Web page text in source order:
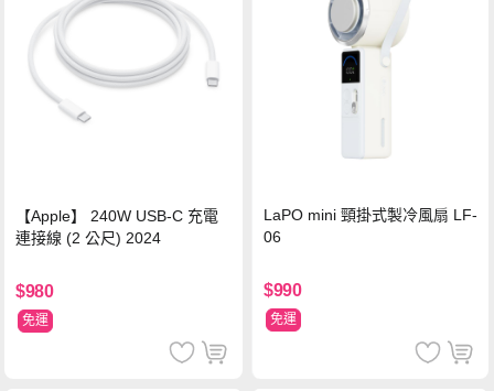
【Apple】 240W USB-C 充電
連接線 (2 公尺) 2024
$980
免運
LaPO mini 頸掛式製冷風扇 LF-
06
$990
免運